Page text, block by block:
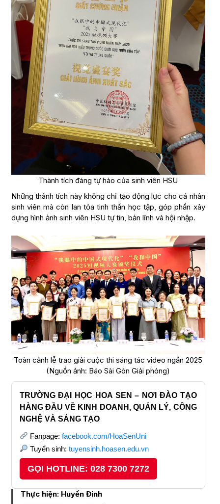
Thành tích đáng tự hào của sinh viên HSU
Những thành tích này không chỉ tạo động lực cho cá nhân
sinh viên mà còn lan tỏa tinh thần học tập, góp phần xây
dựng hình ảnh sinh viên HSU tự tin, bản lĩnh và hội nhập.
Toàn cảnh lễ trao giải cuộc thi sáng tác video ngắn 2025
(Nguồn ảnh: Báo Sài Gòn Giải phóng)
TRƯỜNG ĐẠI HỌC HOA SEN – NƠI ĐÀO TẠO
HÀNG ĐẦU VỀ KINH DOANH, QUẢN LÝ, CÔNG
NGHỆ VÀ SÁNG TẠO
Fanpage: facebook.com/HoaSenUni
Tuyển sinh: tuyensinh.hoasen.edu.vn
GỌI HOTLINE: 028 7300 7272
Thực hiện: Huyền Đinh